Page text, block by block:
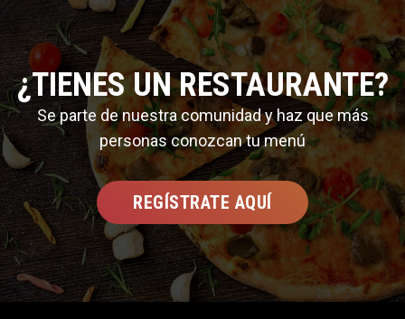
¿TIENES UN RESTAURANTE?
Se parte de nuestra comunidad y haz que más
personas conozcan tu menú
REGÍSTRATE AQUÍ